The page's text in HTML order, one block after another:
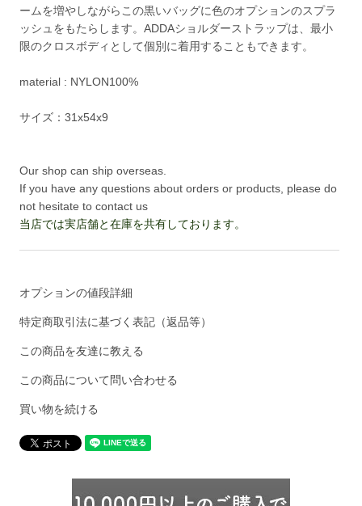
ームを増やしながらこの黒いバッグに色のオプションのスプラ
ッシュをもたらします。ADDAショルダーストラップは、最小
限のクロスボディとして個別に着用することもできます。
material : NYLON100%
サイズ：31x54x9
Our shop can ship overseas.
If you have any questions about orders or products, please do
not hesitate to contact us
当店では実店舗と在庫を共有しております。
オプションの値段詳細
特定商取引法に基づく表記（返品等）
この商品を友達に教える
この商品について問い合わせる
買い物を続ける